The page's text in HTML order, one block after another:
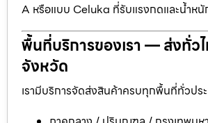
A หรือแบบ Celuka ที่รับแรงกดและน้ำหนั
พื้นที่บริการของเรา — ส่งทั่ว
จังหวัด
เรามีบริการจัดส่งสินค้าครบทุกพื้นที่ทั่วประ